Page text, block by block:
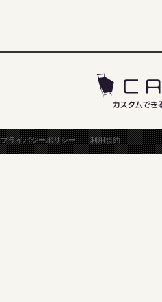
プライバシーポリシー 利用規約